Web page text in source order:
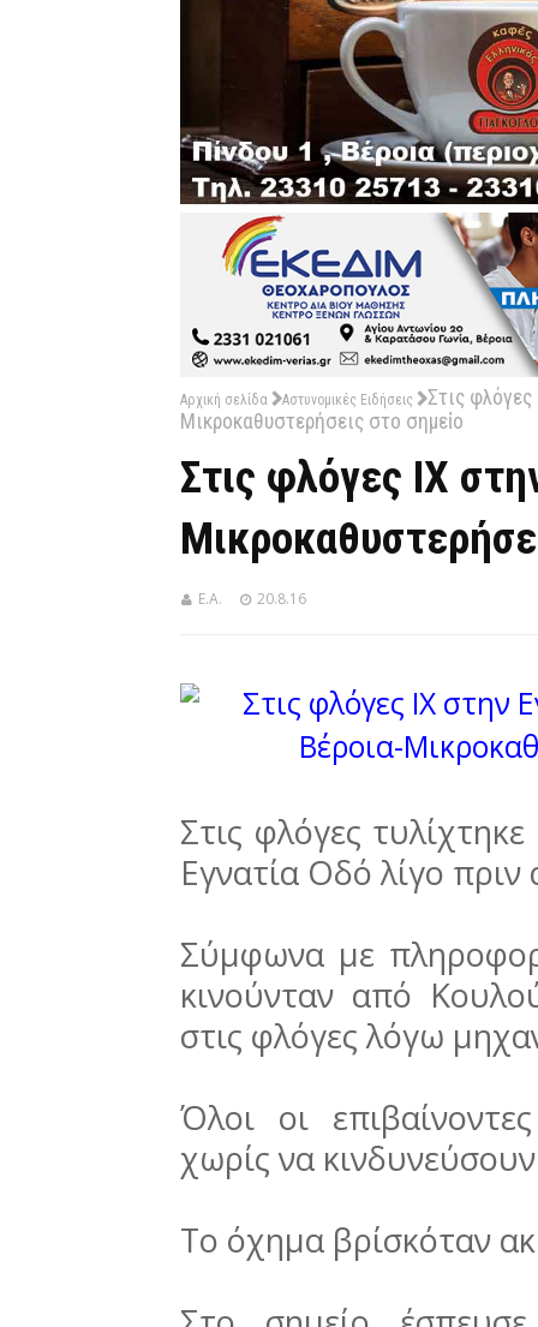
Αρχική σελίδα Αστυνομικές Ειδήσεις
Στις
Μικροκαθυστερήσεις στο σημεἰο
Στις φλόγες ΙΧ
Ε.Α. 20.8.16
Στις φλόγες
Εγνατία Οδό λίγο
Σύμφωνα με
κινούνταν από
στις φλόγες λόγω
Όλοι οι
χωρίς να
Το όχημα βρίσκόταν